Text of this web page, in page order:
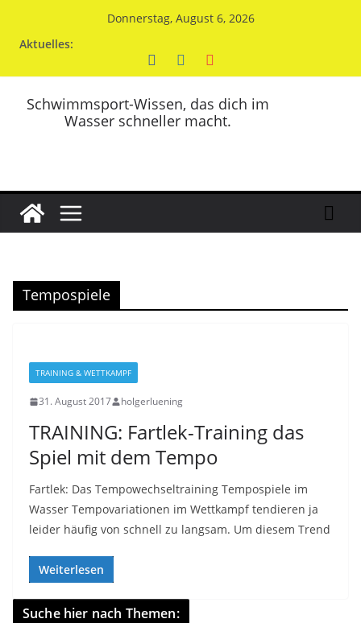
Donnerstag, August 6, 2026
Aktuelles:
Schwimmsport-Wissen, das dich im
Wasser schneller macht.
Tempospiele
TRAINING & WETTKAMPF
31. August 2017 holgerluening
TRAINING: Fartlek-Training das
Spiel mit dem Tempo
Fartlek: Das Tempowechseltraining Tempospiele im
Wasser Tempovariationen im Wettkampf tendieren ja
leider häufig von schnell zu langsam. Um diesem Trend
Weiterlesen
Suche hier nach Themen: